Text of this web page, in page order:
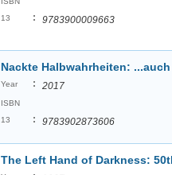
13
: 9783900009663
Nackte Halbwahrheiten:
Year : 2017
ISBN
13
: 9783902873606
The Left Hand of Darkness: